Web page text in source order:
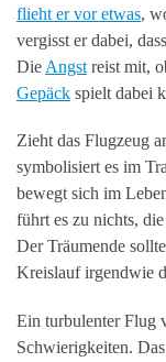
flieht er vor etwas,
vergisst er dabei,
Die Angst reist mit,
Gepäck spielt dabei
Zieht das Flugzeug
symbolisiert es im
bewegt sich im
führt es zu nichts,
Der Träumende
Kreislauf irgendwie
Ein turbulenter Flug
Schwierigkeiten.